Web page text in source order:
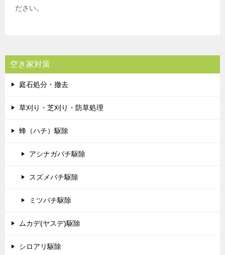
ださい。
空き家対策
庭石処分・撤去
草刈り・芝刈り・防草処理
蜂（ハチ）駆除
アシナガバチ駆除
スズメバチ駆除
ミツバチ駆除
ムカデ(ヤスデ)駆除
シロアリ駆除